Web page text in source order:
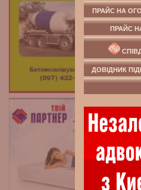
ПРАЙС НА
ПРАЙС
ДОВІДНИК